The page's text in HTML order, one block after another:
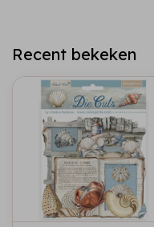
Recent bekeken